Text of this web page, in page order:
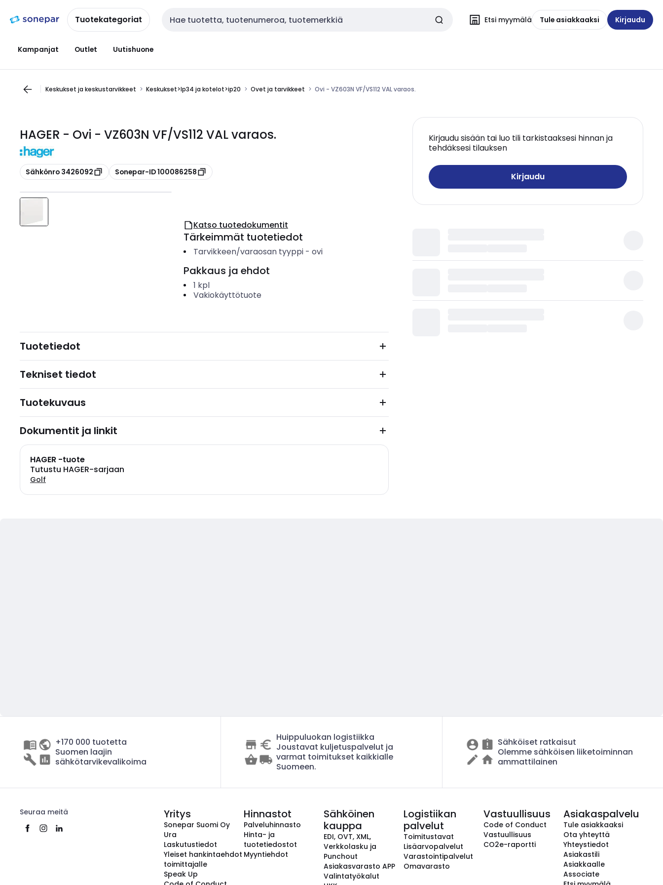
navigointiinsisältöönTuotekategoriat Haku Etsi myymälä Tule asiakkaaksi Kirjaudu
Kampanjat Outlet Uutishuone
Keskukset ja keskustarvikkeet Keskukset>Ip34 ja kotelot>ip20 Ovet ja tarvikkeet Ovi - VZ603N VF/VS112 VAL varaos.
HAGER - Ovi - VZ603N VF/VS112 VAL varaos.
Kopioi
Sähkönro 3426092 Kopioi
Sonepar-ID 100086258
Kirjaudu sisään tai luo tili tarkistaaksesi hinnan ja
tehdäksesi tilauksen
Kirjaudu
Katso tuotedokumentit
Tärkeimmät tuotetiedot
Tarvikkeen/varaosan tyyppi- ovi
Pakkaus ja ehdot
1 kpl
Vakiokäyttötuote
Tuotetiedot
Tekniset tiedot
Tuotekuvaus
Dokumentit ja linkit
HAGER -tuote
Tutustu HAGER-sarjaan
Golf
+170 000 tuotetta
Suomen laajin
sähkötarvikevalikoima
Huippuluokan logistiikka
Joustavat kuljetuspalvelut ja
varmat toimitukset kaikkialle
Suomeen.
Sähköiset ratkaisut
Olemme sähköisen liiketoiminnan
ammattilainen
Seuraa meitä Yritys
Sonepar Suomi Oy
Ura
Laskutustiedot
Yleiset hankintaehdot
toimittajalle
Speak Up
Hinnastot
Palveluhinnasto
Hinta- ja
tuotetiedostot
Myyntiehdot
Sähköinen
kauppa
EDI, OVT, XML,
Verkkolasku ja
Punchout
Asiakasvarasto APP
Valintatyökalut
Logistiikan
palvelut
Toimitustavat
Lisäarvopalvelut
Varastointipalvelut
Omavarasto
Vastuullisuus
Code of Conduct
Vastuullisuus
CO2e-raportti
Asiakaspalvelu
Tule asiakkaaksi
Ota yhteyttä
Yhteystiedot
Asiakastili
Asiakkaalle
Associate